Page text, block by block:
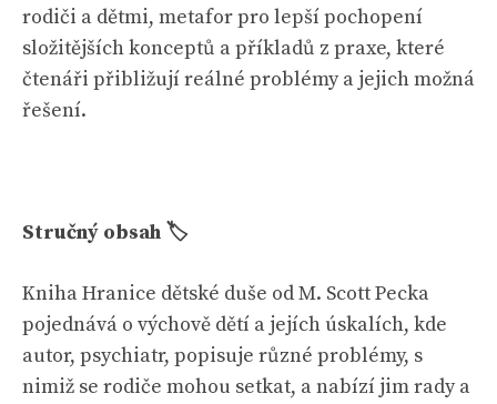
rodiči a dětmi, metafor pro lepší pochopení
složitějších konceptů a příkladů z praxe, které
čtenáři přibližují reálné problémy a jejich možná
řešení.
Stručný obsah 🏷
Kniha Hranice dětské duše od M. Scott Pecka
pojednává o výchově dětí a jejích úskalích, kde
autor, psychiatr, popisuje různé problémy, s
nimiž se rodiče mohou setkat, a nabízí jim rady a